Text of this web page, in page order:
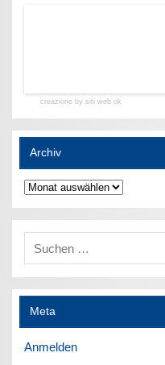
creazione by siti web ok
Archiv
Archiv
Meta
Anmelden